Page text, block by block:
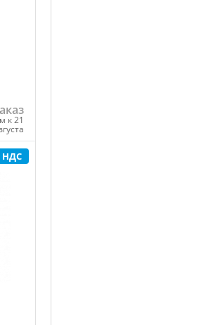
к 21
НДС